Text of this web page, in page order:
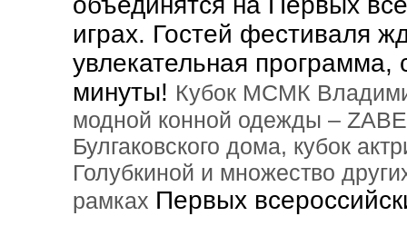
играх. Гостей фестиваля
увлекательная программа,
минуты! Кубок МСМК
модной конной одежды –
Булгаковского дома, кубок
Голубкиной и множество
рамках Первых